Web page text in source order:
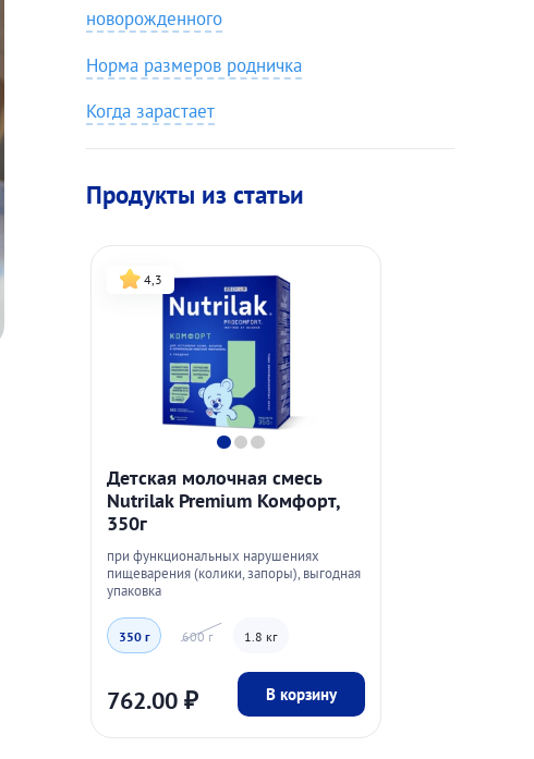
новорожденного
Норма размеров родничка
Когда зарастает
Продукты из статьи
4,3
Детская молочная смесь
Nutrilak Premium Комфорт,
350г
при функциональных нарушениях
пищеварения (колики, запоры), выгодная
упаковка
350 г 600 г 1.8 кг
762.00₽ В корзину